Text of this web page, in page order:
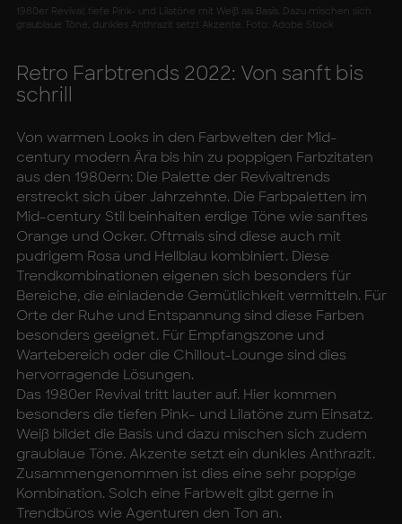
1980er Revival: tiefe Pink- und Lilatöne mit Weiß als Basis. Dazu mischen sich
graublaue Töne, dunkles Anthrazit setzt Akzente. Foto: Adobe Stock
Re­tro Farb­trends 2022: Von sanft bis
schrill
Von warmen Looks in den Farbwelten der Mid-
century modern Ära bis hin zu poppigen Farbzitaten
aus den 1980ern: Die Palette der Revivaltrends
erstreckt sich über Jahrzehnte. Die Farbpaletten im
Mid-century Stil beinhalten erdige Töne wie sanftes
Orange und Ocker. Oftmals sind diese auch mit
pudrigem Rosa und Hellblau kombiniert. Diese
Trendkombinationen eigenen sich besonders für
Bereiche, die einladende Gemütlichkeit vermitteln. Für
Orte der Ruhe und Entspannung sind diese Farben
besonders geeignet. Für Empfangszone und
Wartebereich oder die Chillout-Lounge sind dies
hervorragende Lösungen.
Das 1980er Revival tritt lauter auf. Hier kommen
besonders die tiefen Pink- und Lilatöne zum Einsatz.
Weiß bildet die Basis und dazu mischen sich zudem
graublaue Töne. Akzente setzt ein dunkles Anthrazit.
Zusammengenommen ist dies eine sehr poppige
Kombination. Solch eine Farbwelt gibt gerne in
Trendbüros wie Agenturen den Ton an.